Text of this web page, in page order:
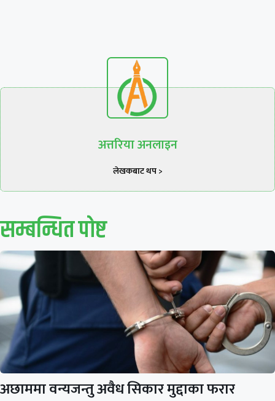
अत्तरिया अनलाइन
लेखकबाट थप >
सम्बन्धित पाेष्ट
अछाममा वन्यजन्तु अवैध सिकार मुद्दाका फरार